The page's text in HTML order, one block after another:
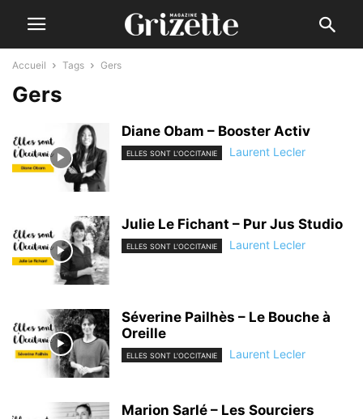
Accueil Tags Gers
Gers
Diane Obam – Booster Activ
ELLES SONT L'OCCITANIE Laurent Lecler
Julie Le Fichant – Pur Jus Studio
ELLES SONT L'OCCITANIE Laurent Lecler
Séverine Pailhès – Le Bouche à
Oreille
ELLES SONT L'OCCITANIE Laurent Lecler
Marion Sarlé – Les Sourciers